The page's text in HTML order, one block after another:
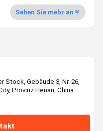
Sehen Sie mehr an
Stock, Gebäude 3, Nr. 26,
Provinz Henan, China